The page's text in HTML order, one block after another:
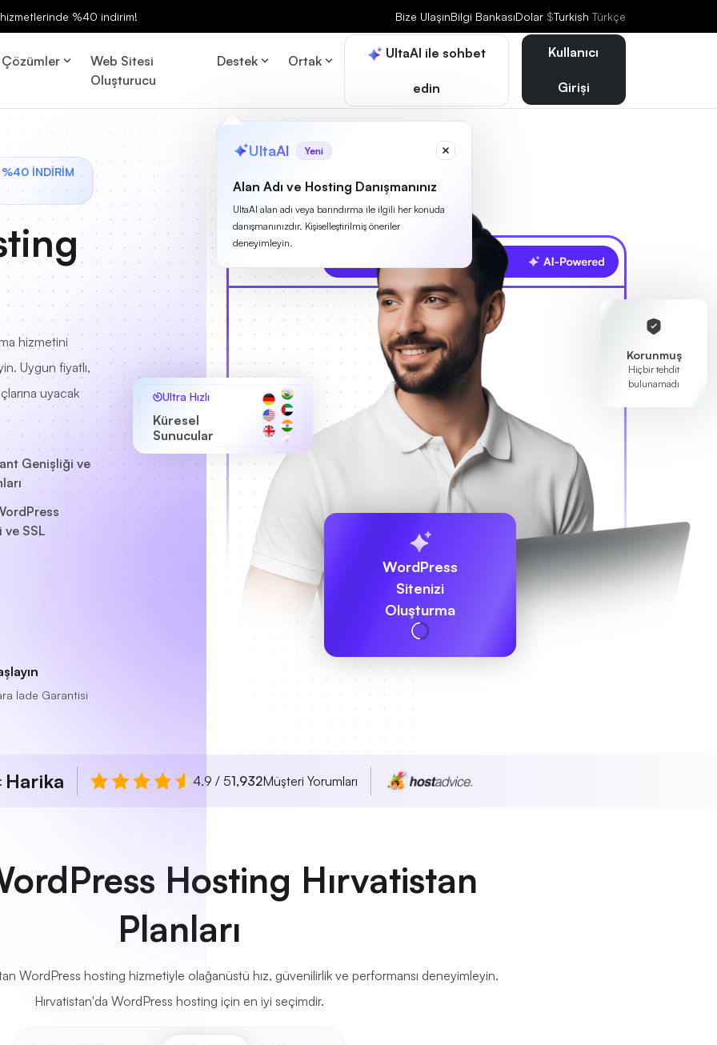
%40 indirim! Bize UlaşınBilgi BankasıDolar $Turkish Türkçe
Çözümler
Web Sitesi
Oluşturucu
Destek Ortak UltaAI ile sohbet
edin
UltaAI Yeni
Alan Adı ve Hosting Danışmanınız
UltaAI alan adı veya barındırma ile ilgili her konuda
danışmanınızdır. Kişiselleştirilmiş öneriler
deneyimleyin.
Kullanıcı
Girişi
%40 İNDİRİM
hizmetini
Uygun fiyatlı,
uyacak
Genişliği ve
ve SSL
İade Garantisi
Korunmuş
Hiçbir tehdit
bulunamadı
Ultra Hızlı
Küresel
Sunucular
WordPress
Sitenizi
Oluşturma
Harika 4.9 / 51,932Müşteri Yorumları
Hosting Hırvatistan
Planları
WordPress hosting hizmetiyle olağanüstü hız, güvenilirlik ve performansı deneyimleyin.
Hırvatistan'da WordPress hosting için en iyi seçimdir.